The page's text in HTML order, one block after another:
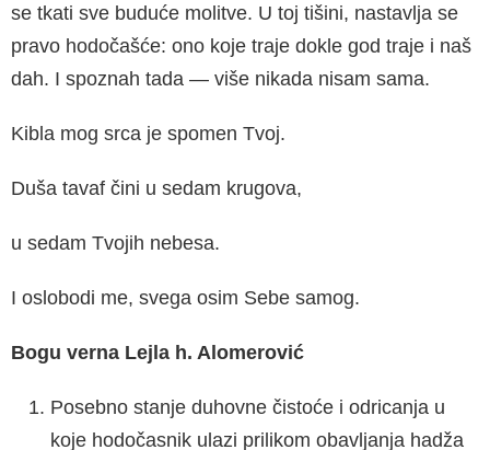
se tkati sve buduće molitve. U toj tišini, nastavlja se
pravo hodočašće: ono koje traje dokle god traje i naš
dah. I spoznah tada — više nikada nisam sama.
Kibla mog srca je spomen Tvoj.
Duša tavaf čini u sedam krugova,
u sedam Tvojih nebesa.
I oslobodi me, svega osim Sebe samog.
Bogu verna Lejla h. Alomerović
Posebno stanje duhovne čistoće i odricanja u
koje hodočasnik ulazi prilikom obavljanja hadža